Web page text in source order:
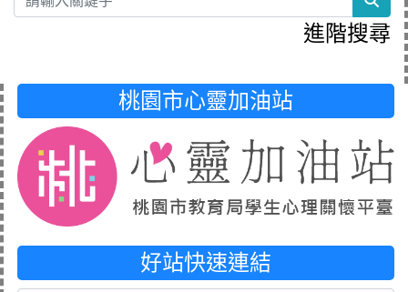
進階搜尋
桃園市心靈加油站
好站快速連結